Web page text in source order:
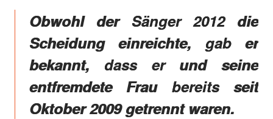
Obwohl der Sänger 2012 die
Scheidung einreichte, gab er
bekannt, dass er und seine
entfremdete Frau bereits seit
Oktober 2009 getrennt waren.